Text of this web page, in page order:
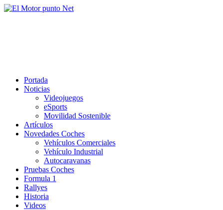
Saltar
Portada
Noticias
Videojuegos
eSports
Movilidad Sostenible
Artículos
Novedades Coches
Vehículos Comerciales
Vehículo Industrial
Autocaravanas
Pruebas Coches
Formula 1
Rallyes
Historia
Videos